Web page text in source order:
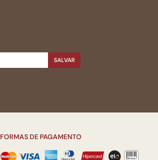
SALVAR
FORMAS DE PAGAMENTO